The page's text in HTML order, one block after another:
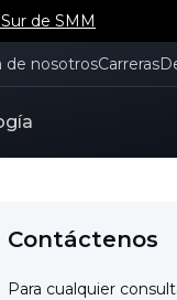
de SMM
de nosotrosCarreras
Contáctenos
Para cualquier